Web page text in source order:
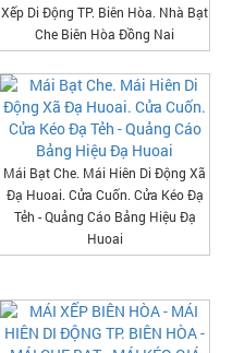
Xếp Di Động TP. Biên Hòa. Nhà Bạt
Che Biên Hòa Đồng Nai
Mái Bạt Che. Mái Hiên Di Động Xã
Đạ Huoai. Cửa Cuốn. Cửa Kéo Đạ
Tẻh - Quảng Cáo Bảng Hiệu Đạ
Huoai